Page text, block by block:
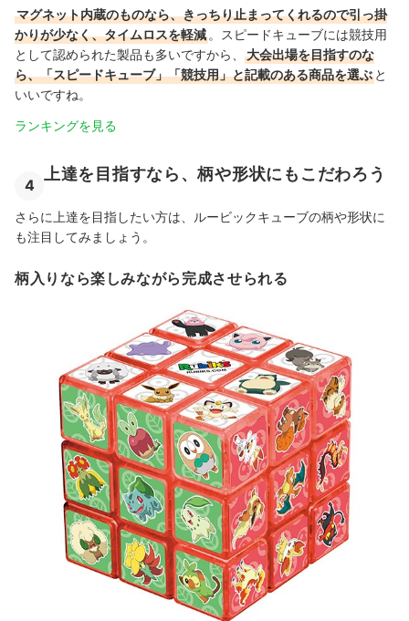
マグネット内蔵のものなら、きっちり止まってくれるので引っ掛
かりが少なく、タイムロスを軽減 。スピードキューブには競技用
として認められた製品も多いですから、
大会出場を目指すのな
ら、「スピードキューブ」「競技用」と記載のある商品を選ぶ と
いいですね。
ランキングを見る
4
上達を目指すなら、柄や形状にもこだわろう
さらに上達を目指したい方は、ルービックキューブの柄や形状に
も注目してみましょう。
柄入りなら楽しみながら完成させられる